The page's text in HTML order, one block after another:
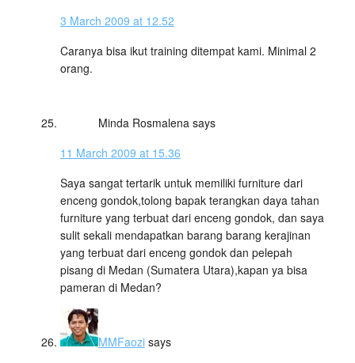
3 March 2009 at 12.52
Caranya bisa ikut training ditempat kami. Minimal 2
orang.
Minda Rosmalena says
11 March 2009 at 15.36
Saya sangat tertarik untuk memiliki furniture dari
enceng gondok,tolong bapak terangkan daya tahan
furniture yang terbuat dari enceng gondok, dan saya
sulit sekali mendapatkan barang barang kerajinan
yang terbuat dari enceng gondok dan pelepah
pisang di Medan (Sumatera Utara),kapan ya bisa
pameran di Medan?
MMFaozi says